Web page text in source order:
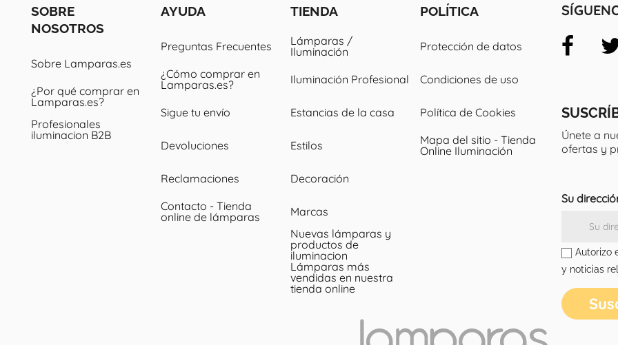
SOBRE
NOSOTROS
Sobre Lamparas.es
¿Por qué comprar en
Lamparas.es?
Profesionales
iluminacion B2B
AYUDA
Preguntas Frecuentes
¿Cómo comprar en
Lamparas.es?
Sigue tu envío
Devoluciones
Reclamaciones
Contacto - Tienda
online de lámparas
TIENDA
Lámparas /
Iluminación
Iluminación Profesional
Estancias de la casa
Estilos
Decoración
Marcas
Nuevas lámparas y
productos de
iluminacion
Lámparas más
vendidas en nuestra
tienda online
POLÍTICA
Protección de datos
Condiciones de uso
Política de Cookies
Mapa del sitio - Tienda
Online Iluminación
Únete a
ofertas y
Su
Autorizo
y noticias